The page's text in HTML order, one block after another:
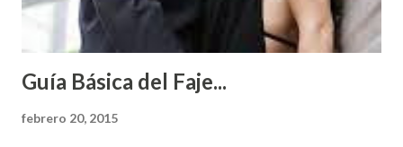
Guía Básica del Faje...
febrero 20, 2015